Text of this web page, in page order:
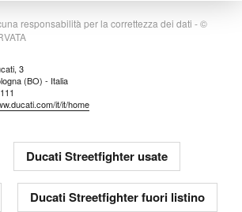
responsabilità per la correttezza dei dati - ©
3
(BO) - Italia
it/it/home
Ducati Streetfighter usate
Ducati Streetfighter fuori listino